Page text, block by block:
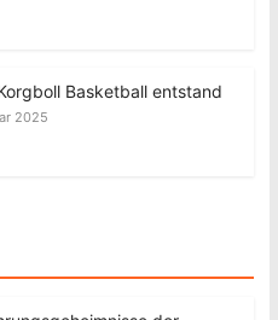
Basketball entstand
2025